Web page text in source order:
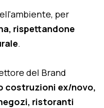
per
rispettandone
.
del Brand
costruzioni ex/novo,
ristoranti